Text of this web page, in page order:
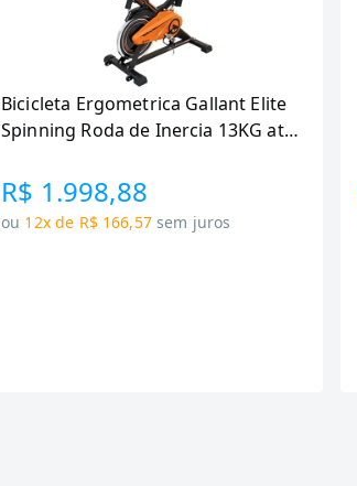
Bicicleta Ergometrica Gallant Elite
Spinning Roda de Inercia 13KG ate
R$ 1.998,88
ou 12x de R$ 166,57 sem juros